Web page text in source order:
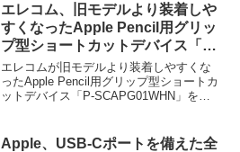
エレコム、旧モデルより装着しや
すくなったApple Pencil用グリッ
プ型ショートカットデバイス「P-
SCAPG01WHN」を発売。
エレコムが旧モデルより装着しやすくな
ったApple Pencil用グリップ型ショートカ
ットデバイス「P-SCAPG01WHN」を発
Apple、USB-Cポートを備えた全